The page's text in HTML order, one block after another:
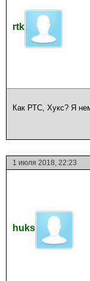
rtk
Как РТС, Хукс? Я
1 июля 2018, 22:23
huks